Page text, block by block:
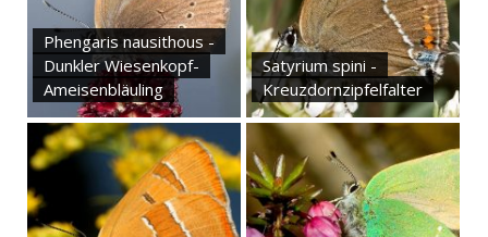
Phengaris nausithous -
Dunkler Wiesenkopf-
Ameisenbläuling
Satyrium spini -
Kreuzdornzipfelfalter